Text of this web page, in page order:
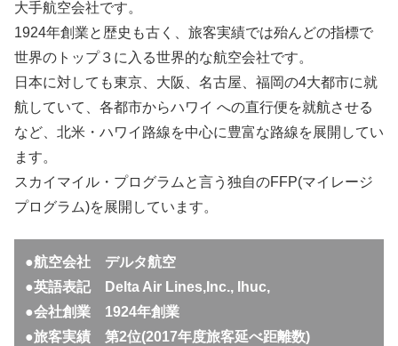
大手航空会社です。
1924年創業と歴史も古く、旅客実績では殆んどの指標で
世界のトップ３に入る世界的な航空会社です。
日本に対しても東京、大阪、名古屋、福岡の4大都市に就
航していて、各都市からハワイ への直行便を就航させる
など、北米・ハワイ路線を中心に豊富な路線を展開してい
ます。
スカイマイル・プログラムと言う独自のFFP(マイレージ
プログラム)を展開しています。
●航空会社 デルタ航空
●英語表記 Delta Air Lines,Inc., Ihuc,
●会社創業 1924年創業
●旅客実績 第2位(2017年度旅客延べ距離数)